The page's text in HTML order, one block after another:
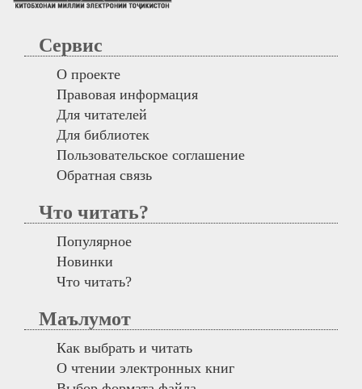
Сервис
О проекте
Правовая информация
Для читателей
Для библиотек
Пользовательское соглашение
Обратная связь
Что читать?
Популярное
Новинки
Что читать?
Маълумот
Как выбрать и читать
О чтении электронных книг